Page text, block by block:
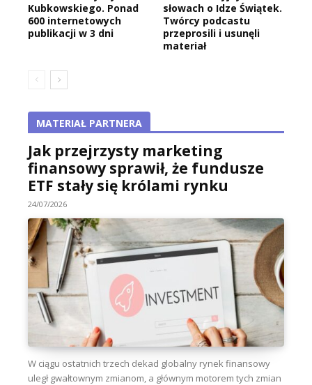
Kubkowskiego. Ponad
600 internetowych
publikacji w 3 dni
słowach o Idze Świątek.
Twórcy podcastu
przeprosili i usunęli
materiał
MATERIAŁ PARTNERA
Jak przejrzysty marketing
finansowy sprawił, że fundusze
ETF stały się królami rynku
24/07/2026
W ciągu ostatnich trzech dekad globalny rynek finansowy
uległ gwałtownym zmianom, a głównym motorem tych zmian